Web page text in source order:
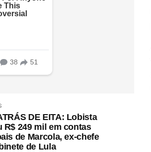
DE EITA: Lobista
R$ 249 mil em contas
de Marcola, ex-chefe
de Lula